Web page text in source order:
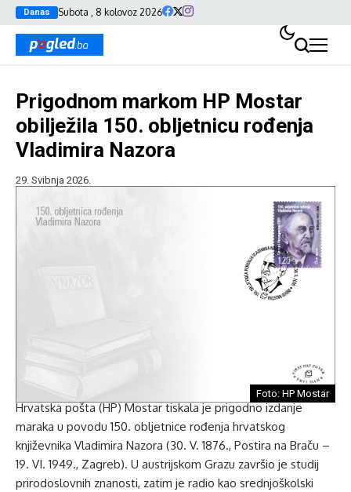
Danas Subota , 8 kolovoz 2026
Prigodnom markom HP Mostar
obilježila 150. obljetnicu rođenja
Vladimira Nazora
29. Svibnja 2026.
Foto: HP Mostar
Hrvatska pošta (HP) Mostar tiskala je prigodno izdanje
maraka u povodu 150. obljetnice rođenja hrvatskog
književnika Vladimira Nazora (30. V. 1876., Postira na Braču –
19. VI. 1949., Zagreb). U austrijskom Grazu završio je studij
prirodoslovnih znanosti, zatim je radio kao srednjoškolski